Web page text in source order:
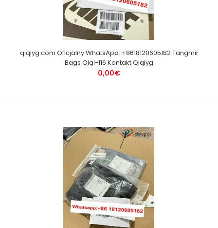
qiqiyg.com Oficjalny WhatsApp: +8618120605182 Tangmir
Bags Qiqi-116 Kontakt Qiqiyg
0,00€